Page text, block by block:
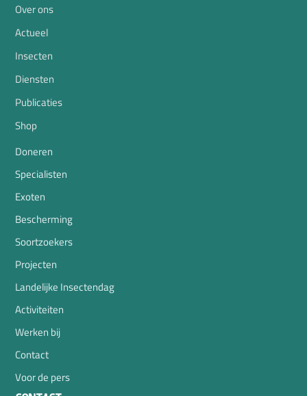
Over ons
Actueel
Insecten
Diensten
Publicaties
Shop
Doneren
Specialisten
Exoten
Bescherming
Soortzoekers
Projecten
Landelijke Insectendag
Activiteiten
Werken bij
Contact
Voor de pers